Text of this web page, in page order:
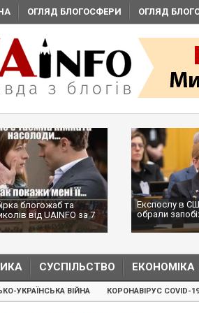
ОГЛЯД БЛОГОСФЕРИ ОГЛЯД
блогожаб та
від UAINFO за 7
Експослу в
обрали
СУСПІЛЬСТВО ЕКОНОМІКА
УКРАЇНСЬКА ВІЙНА КОРОНАВІРУС COVID-19